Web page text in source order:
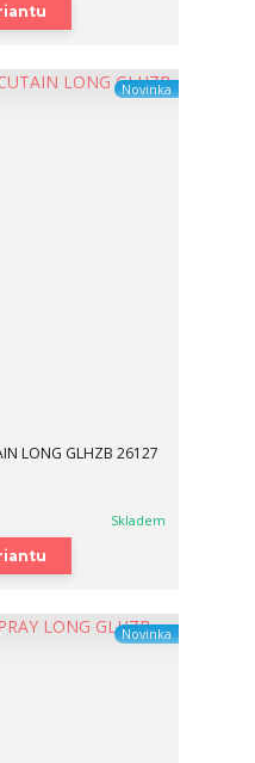
Novinka
LONG GLHZB 26127
Skladem
Novinka